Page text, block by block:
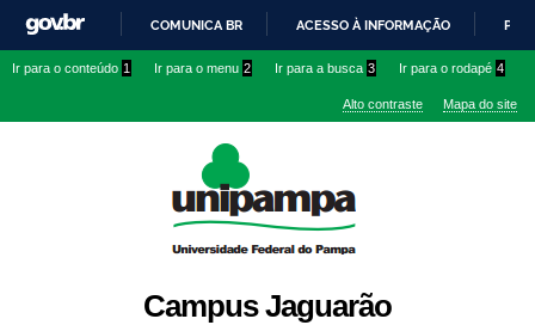
conteúdo
IR
O
COMUNICA BR ACESSO À INFORMAÇÃO
Ir para o conteúdo 1 Ir para o menu 2 Ir para a busca 3 Ir para o rodapé 4
Alto contraste Mapa do site
Campus Jaguarão